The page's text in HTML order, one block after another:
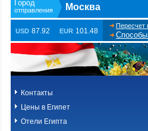
Москва
USD 87.92 EUR 101.48
Пересчет
Контакты
Цены в Египет
Отели Египта